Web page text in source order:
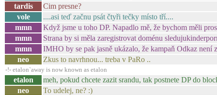
tardis
Cim presne?
vole
....asi teď začnu psát čtyři tečky místo tří....
mmn
Když jsme u toho DP. Napadlo mě, že bychom měli
mmn
Strana by si měla zaregistrovat doménu
mmn
IMHO by se pak jasně ukázalo, že kampaň Odkaz není
neo
Zkus to navrhnou... treba v PaRo ..
-!- etalon`away is now known as etalon
etalon
meh, pokud chcete zazit srandu, tak postnete DP do
neo
To udelej, ne? :)